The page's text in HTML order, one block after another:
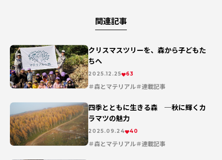
関連記事
クリスマスツリーを、森から子どもた
ちへ
2025.12.25 63
森とマテリアル 連載記事
四季とともに生きる森 ─秋に輝くカ
ラマツの魅力
2025.09.24 40
森とマテリアル 連載記事